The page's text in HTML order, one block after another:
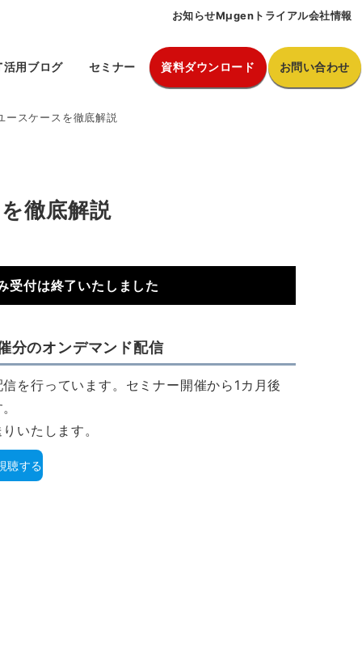
お知らせMµgenトライアル会社情報
用ブログ セミナー 資料ダウンロード お問い合わせ
ースケースを徹底解説
徹底解説
受付は終了いたしました
分のオンデマンド配信
を行っています。セミナー開催から1カ月後
いたします。
聴する